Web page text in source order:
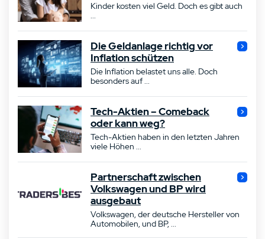
Kinder kosten viel Geld. Doch es gibt auch
...
Die Geldanlage richtig vor
Inflation schützen
Die Inflation belastet uns alle. Doch
besonders auf ...
Tech-Aktien – Comeback
oder kann weg?
Tech-Aktien haben in den letzten Jahren
viele Höhen ...
Partnerschaft zwischen
Volkswagen und BP wird
ausgebaut
Volkswagen, der deutsche Hersteller von
Automobilen, und BP, ...